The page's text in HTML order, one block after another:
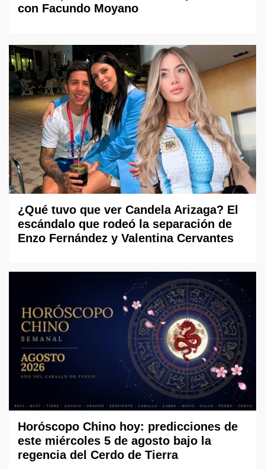
con Facundo Moyano
¿Qué tuvo que ver Candela Arizaga? El
escándalo que rodeó la separación de
Enzo Fernández y Valentina Cervantes
Horóscopo Chino hoy: predicciones de
este miércoles 5 de agosto bajo la
regencia del Cerdo de Tierra